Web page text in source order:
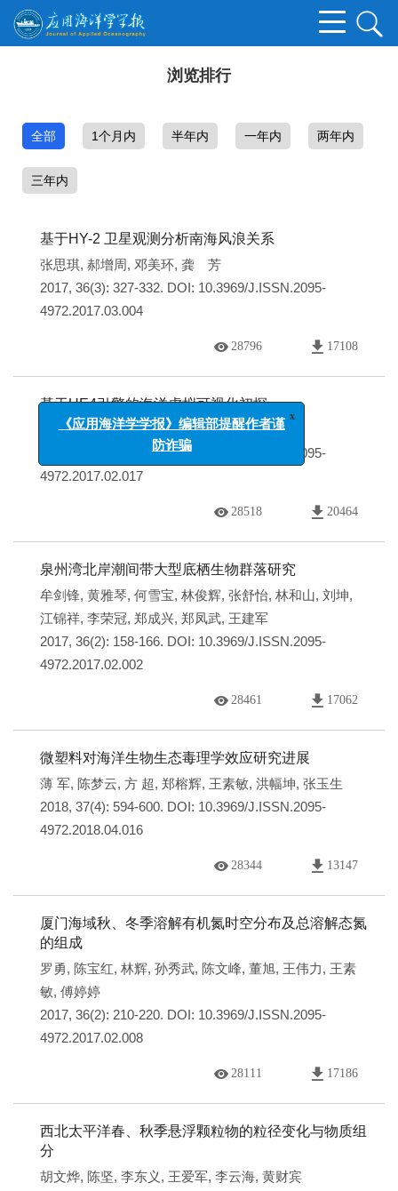
浏览排行
全部 1个月内 半年内 一年内 两年内
三年内
基于HY-2 卫星观测分析南海风浪关系
张思琪, 郝增周, 邓美环, 龚 芳
2017, 36(3): 327-332. DOI: 10.3969/J.ISSN.2095-
4972.2017.03.004
28796 17108
基于UE4引擎的海洋虚拟可视化初探
余肖翰,余麒祥
2017, 36(2): 295-301. DOI:
10.3969/J.ISSN.2095-
4972.2017.02.017
28518 20464
泉州湾北岸潮间带大型底栖生物群落研究
牟剑锋, 黄雅琴, 何雪宝, 林俊辉, 张舒怡, 林和山, 刘坤,
江锦祥, 李荣冠, 郑成兴, 郑凤武, 王建军
2017, 36(2): 158-166. DOI: 10.3969/J.ISSN.2095-
4972.2017.02.002
28461 17062
微塑料对海洋生物生态毒理学效应研究进展
薄 军, 陈梦云, 方 超, 郑榕辉, 王素敏, 洪幅坤, 张玉生
2018, 37(4): 594-600. DOI: 10.3969/J.ISSN.2095-
4972.2018.04.016
28344 13147
厦门海域秋、冬季溶解有机氮时空分布及总溶解态氮
的组成
罗勇, 陈宝红, 林辉, 孙秀武, 陈文峰, 董旭, 王伟力, 王素
敏, 傅婷婷
2017, 36(2): 210-220. DOI: 10.3969/J.ISSN.2095-
4972.2017.02.008
28111 17186
西北太平洋春、秋季悬浮颗粒物的粒径变化与物质组
分
胡文烨, 陈坚, 李东义 , 王爱军, 李云海, 黄财宾
《应用海洋学学报》编辑部提醒作者谨
防诈骗